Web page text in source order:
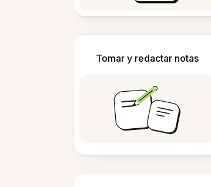
Tomar y redactar notas